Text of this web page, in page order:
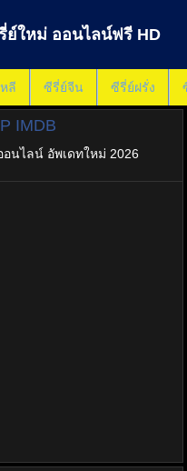
ย์ใหม่ ออนไลน์ฟรี HD
ลี ซีรี่ย์จีน ซีรี่ย์ฝรั่ง
IMDB
นไลน์ อัพเดทใหม่ 2026